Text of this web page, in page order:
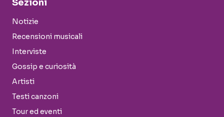
Sezioni
Notizie
Recensioni musicali
Interviste
Gossip e curiosità
Artisti
Testi canzoni
Tour ed eventi